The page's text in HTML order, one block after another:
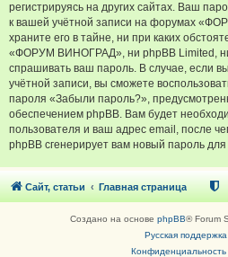
регистрируясь на других сайтах. Ваш
к вашей учётной записи на форумах
храните его в тайне, ни при каких
«ФОРУМ ВИНОГРАД», ни phpBB Limited, ни
спрашивать ваш пароль. В случае, если
учётной записи, вы сможете
пароля «Забыли пароль?»,
обеспечением phpBB. Вам будет
пользователя и ваш адрес email, после
phpBB сгенерирует вам новый пароль
Сайт, статьи Главная страница
Создано на основе phpBB® Forum
Русская
Конфиденциальность